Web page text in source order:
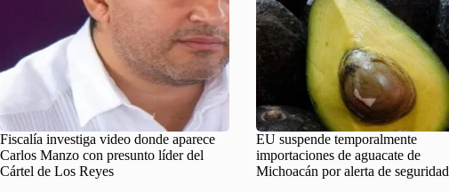
Fiscalía investiga video donde aparece
Carlos Manzo con presunto líder del
Cártel de Los Reyes
EU suspende temporalmente
importaciones de aguacate de
Michoacán por alerta de seguridad